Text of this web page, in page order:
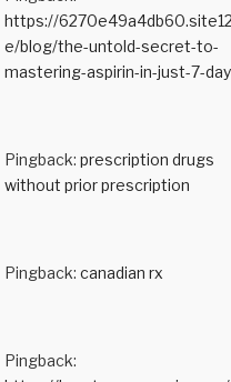
https://
e/blog/the-untold-secret-to-
mastering-aspirin-in-just-7-
Pingback: prescription drugs
without prior prescription
Pingback: canadian rx
Pingback: